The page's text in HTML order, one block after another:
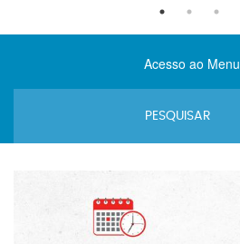
Acesso ao Menu